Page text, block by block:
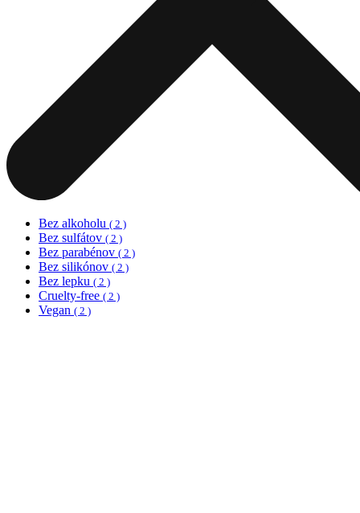
Bez alkoholu ( 2 )
Bez sulfátov ( 2 )
Bez parabénov ( 2 )
Bez silikónov ( 2 )
Bez lepku ( 2 )
Cruelty-free ( 2 )
Vegan ( 2 )